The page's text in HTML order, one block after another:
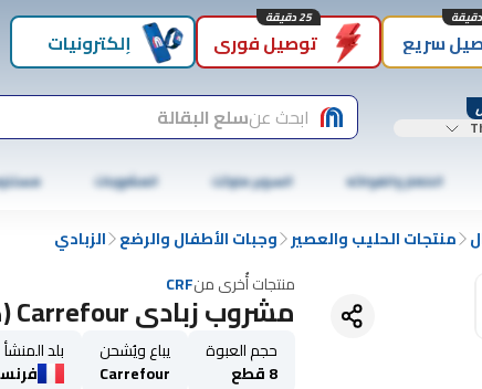
سريع توصيل فوري
25 دقيقة
إلكترونيات
ابحث عنسلع البقالة
الخضار والفواكه السوبر ماركت المشروبات
منتجات الحليب والعصير وجبات الأطفال والرضع الزبادي
منتجات أُخرى منCRF
مشروب زبادي Carrefour (كارفور) 100 غرام x 8
حجم العبوة
8 قطع
يباع ويُشحن
Carrefour
بلد المنشأ